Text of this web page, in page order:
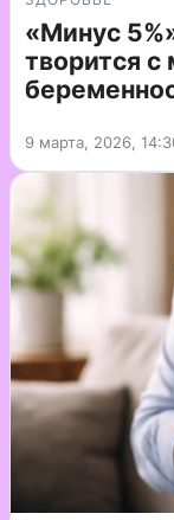
«Минус
творится с
9 марта, 2026,